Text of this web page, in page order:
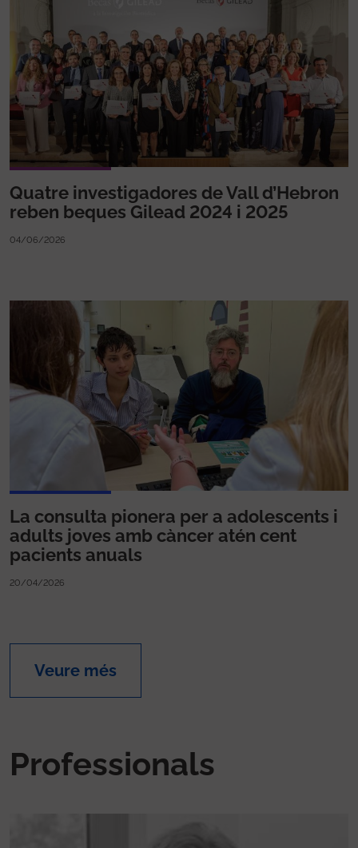
Quatre investigadores de Vall d’Hebron
reben beques Gilead 2024 i 2025
04/06/2026
La consulta pionera per a adolescents i
adults joves amb càncer atén cent
pacients anuals
20/04/2026
Veure més
Professionals